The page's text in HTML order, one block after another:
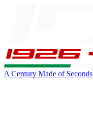
A Century Made of Seconds